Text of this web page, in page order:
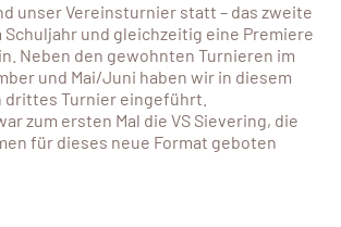
unser Vereinsturnier statt – das zweite
Schuljahr und gleichzeitig eine Premiere
Neben den gewohnten Turnieren im
und Mai/Juni haben wir in diesem
drittes Turnier eingeführt.
zum ersten Mal die VS Sievering, die
für dieses neue Format geboten